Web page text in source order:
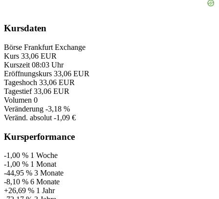
Kursdaten
Börse Frankfurt Exchange
Kurs 33,06 EUR
Kurszeit 08:03 Uhr
Eröffnungskurs 33,06 EUR
Tageshoch 33,06 EUR
Tagestief 33,06 EUR
Volumen 0
Veränderung -3,18 %
Veränd. absolut -1,09 €
Kursperformance
-1,00 % 1 Woche
-1,00 % 1 Monat
-44,95 % 3 Monate
-8,10 % 6 Monate
+26,69 % 1 Jahr